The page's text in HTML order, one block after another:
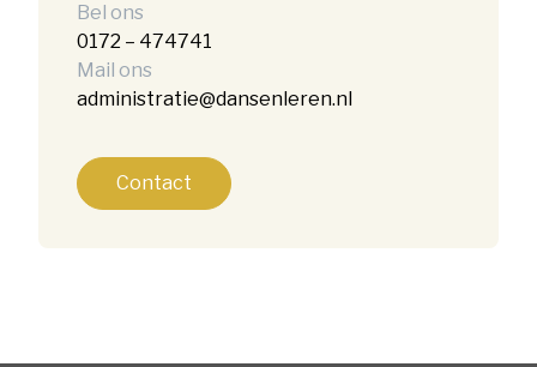
Bel ons
0172 – 474741
Mail ons
administratie@dansenleren.nl
Contact